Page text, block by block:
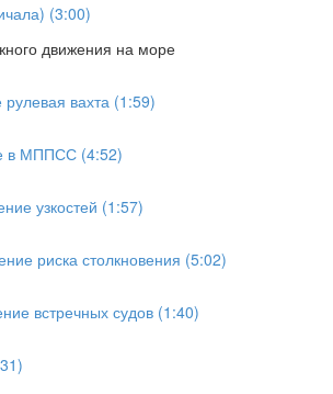
(3:00)
движения на море
рулевая вахта (1:59)
в МППСС (4:52)
узкостей (1:57)
риска столкновения (5:02)
встречных судов (1:40)